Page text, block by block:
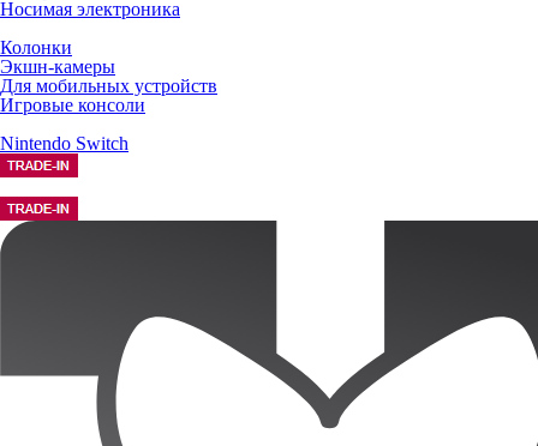
Носимая электроника
Колонки
Экшн-камеры
Для мобильных устройств
Игровые консоли
Nintendo Switch